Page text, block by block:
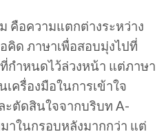
คือความแตกต่างระหว่าง
คิด ภาษาเพื่อสอบมุ่งไปที่
กำหนดไว้ล่วงหน้า แต่ภาษา
ครื่องมือในการเข้าใจ
ะตัดสินใจจากบริบท A-
าในกรอบหลังมากกว่า แต่